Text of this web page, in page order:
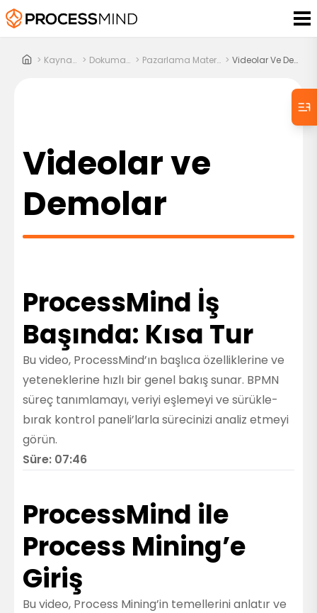
> Kaynaklar > Dokumanlar > Pazarlama Materyalleri > Videolar Ve Demolar
Videolar ve
Demolar
ProcessMind İş
Başında: Kısa Tur
Bu video, ProcessMind’ın başlıca özelliklerine ve
yeteneklerine hızlı bir genel bakış sunar. BPMN
süreç tanımlamayı, veriyi eşlemeyi ve sürükle-
bırak kontrol paneli’larla sürecinizi analiz etmeyi
görün.
Süre: 07:46
ProcessMind ile
Process Mining’e
Giriş
Bu video, Process Mining’in temellerini anlatır ve